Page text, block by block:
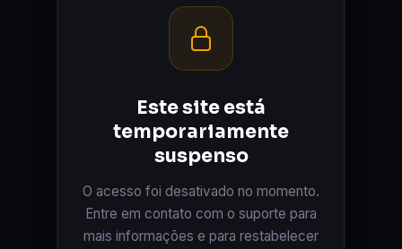
Este site está
temporariamente
suspenso
O acesso foi desativado no momento.
Entre em contato com o suporte para
mais informações e para restabelecer